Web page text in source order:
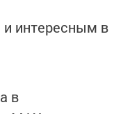
интересным в
в